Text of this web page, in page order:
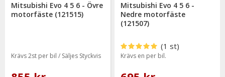
Mitsubishi Evo 4 5 6 - Övre
motorfäste (121515)
Krävs 2st per bil / Säljes Styckvis
Mitsubishi Evo 4 5 6 -
Nedre motorfäste
(121507)
(1 st)
Krävs en per bil.